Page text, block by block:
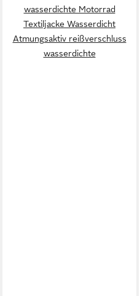
wasserdichte Motorrad
Textiljacke Wasserdicht
Atmungsaktiv reißverschluss
wasserdichte